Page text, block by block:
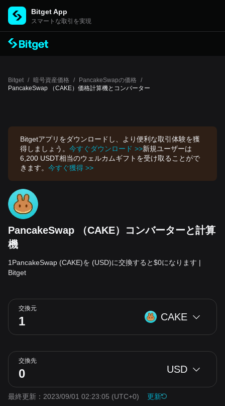
Bitget App
スマートな取引を実現
Bitget / 暗号資産価格 / PancakeSwapの価格
/
PancakeSwap （CAKE）価格計算機とコンバーター
Bitgetアプリをダウンロードし、より便利な取引体験を獲
得しましょう。 今すぐダウンロード >>新規ユーザーは
6,200 USDT相当のウェルカムギフトを受け取ることがで
きます。 今すぐ獲得 >>
PancakeSwap （CAKE）コンバーターと計算
機
1PancakeSwap (CAKE)を (USD)に交換すると$0になります |
Bitget
交換元
CAKE
交換先
USD
最終更新：2023/09/01 02:23:05 (UTC+0)
更新